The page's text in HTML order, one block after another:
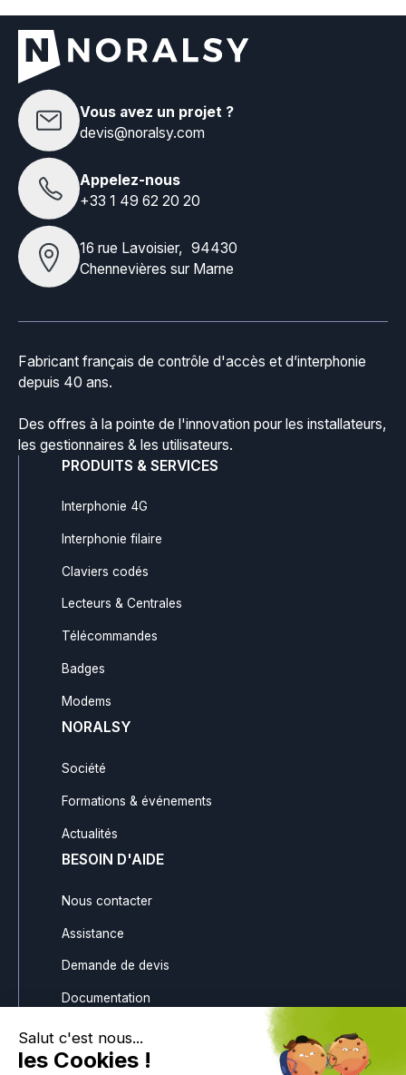
Vous avez un projet ?
devis@noralsy.com
Appelez-nous
+33 1 49 62 20 20
16 rue Lavoisier, 94430
Chennevières sur Marne
Fabricant français de contrôle d'accès et d’interphonie
depuis 40 ans.
Des offres à la pointe de l'innovation pour les installateurs,
les gestionnaires & les utilisateurs.
PRODUITS & SERVICES
Interphonie 4G
Interphonie filaire
Claviers codés
Lecteurs & Centrales
Télécommandes
Badges
Modems
NORALSY
Société
Formations & événements
Actualités
BESOIN D'AIDE
Nous contacter
Assistance
Demande de devis
Documentation
Téléchargements
Gestion des avoirs